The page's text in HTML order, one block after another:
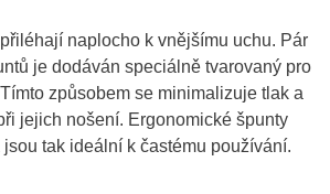
naplocho k vnějšímu uchu. Pár
je dodáván speciálně tvarovaný pro
způsobem se minimalizuje tlak a
jejich nošení. Ergonomické špunty
tak ideální k častému používání.